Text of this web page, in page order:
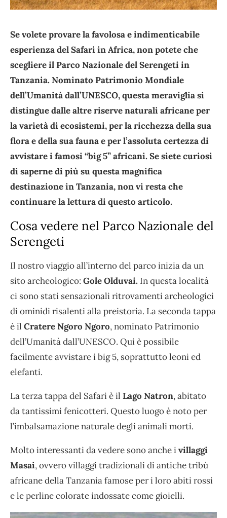
Se volete provare la favolosa e indimenticabile
esperienza del Safari in Africa, non potete che
scegliere il Parco Nazionale del Serengeti in
Tanzania. Nominato Patrimonio Mondiale
dell’Umanità dall’UNESCO, questa meraviglia si
distingue dalle altre riserve naturali africane per
la varietà di ecosistemi, per la ricchezza della sua
flora e della sua fauna e per l’assoluta certezza di
avvistare i famosi “big 5” africani. Se siete curiosi
di saperne di più su questa magnifica
destinazione in Tanzania, non vi resta che
continuare la lettura di questo articolo.
Cosa vedere nel Parco Nazionale del
Serengeti
Il nostro viaggio all’interno del parco inizia da un
sito archeologico: Gole Olduvai. In questa località
ci sono stati sensazionali ritrovamenti archeologici
di ominidi risalenti alla preistoria. La seconda tappa
è il Cratere Ngoro Ngoro, nominato Patrimonio
dell’Umanità dall’UNESCO. Qui è possibile
facilmente avvistare i big 5, soprattutto leoni ed
elefanti.
La terza tappa del Safari è il Lago Natron, abitato
da tantissimi fenicotteri. Questo luogo è noto per
l’imbalsamazione naturale degli animali morti.
Molto interessanti da vedere sono anche ivillaggi
Masai, ovvero villaggi tradizionali di antiche tribù
africane della Tanzania famose per i loro abiti rossi
e le perline colorate indossate come gioielli.